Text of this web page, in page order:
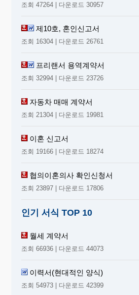
조회 47264 | 다운로드 30957
제10호, 혼인신고서
조회 16304 | 다운로드 26761
프리랜서 용역계약서
조회 32994 | 다운로드 23726
자동차 매매 계약서
조회 21304 | 다운로드 19981
이혼 신고서
조회 19166 | 다운로드 18274
협의이혼의사 확인신청서
조회 23897 | 다운로드 17806
인기 서식 TOP 10
월세 계약서
조회 66936 | 다운로드 44073
이력서(현대적인 양식)
조회 54973 | 다운로드 42399